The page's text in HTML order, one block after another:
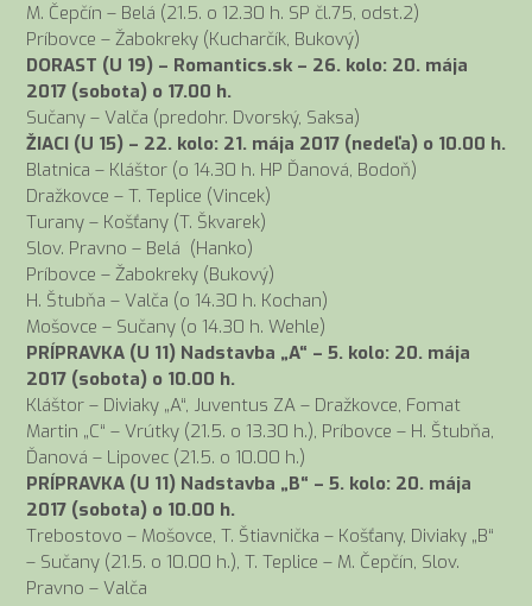
M. Čepčín – Belá (21.5. o 12.30 h. SP čl.75, odst.2)
Príbovce – Žabokreky (Kucharčík, Bukový)
DORAST (U 19) – Romantics.sk – 26. kolo: 20. mája
2017 (sobota) o 17.00 h.
Sučany – Valča (predohr. Dvorský, Saksa)
ŽIACI (U 15) – 22. kolo: 21. mája 2017 (nedeľa) o 10.00 h.
Blatnica – Kláštor (o 14.30 h. HP Ďanová, Bodoň)
Dražkovce – T. Teplice (Vincek)
Turany – Košťany (T. Škvarek)
Slov. Pravno – Belá (Hanko)
Príbovce – Žabokreky (Bukový)
H. Štubňa – Valča (o 14.30 h. Kochan)
Mošovce – Sučany (o 14.30 h. Wehle)
PRÍPRAVKA (U 11) Nadstavba „A“ – 5. kolo: 20. mája
2017 (sobota) o 10.00 h.
Kláštor – Diviaky „A“, Juventus ZA – Dražkovce, Fomat
Martin „C“ – Vrútky (21.5. o 13.30 h.), Príbovce – H. Štubňa,
Ďanová – Lipovec (21.5. o 10.00 h.)
PRÍPRAVKA (U 11) Nadstavba „B“ – 5. kolo: 20. mája
2017 (sobota) o 10.00 h.
Trebostovo – Mošovce, T. Štiavnička – Košťany, Diviaky „B“
– Sučany (21.5. o 10.00 h.), T. Teplice – M. Čepčín, Slov.
Pravno – Valča